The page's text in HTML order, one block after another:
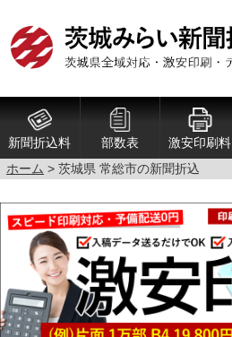
新聞折込料 部数表 激安印刷料
ホーム > 茨城県 常総市の新聞折込